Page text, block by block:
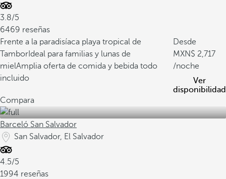
3.8/5
6469 reseñas
Frente a la paradisíaca playa tropical de
Tambor Ideal para familias y lunas de
mielAmplia oferta de comida y bebida todo
incluido
Desde
2,717
/noche
Ver
disponibilidad
Compara
Barceló San Salvador
San Salvador, El Salvador
4.5/5
1994 reseñas